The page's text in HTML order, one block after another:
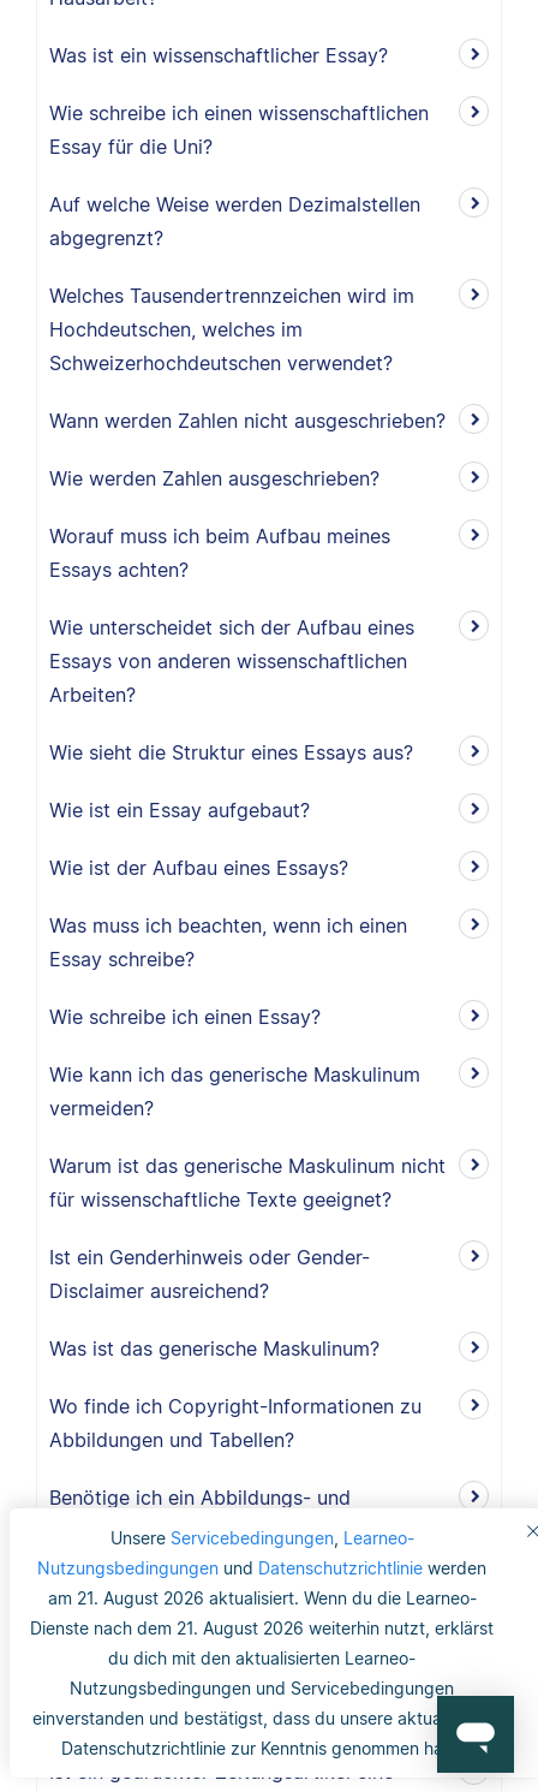
Unsere Servicebedingungen, Learneo-
Nutzungsbedingungen und Datenschutzrichtlinie werden
am 21. August 2026 aktualisiert. Wenn du die Learneo-
Dienste nach dem 21. August 2026 weiterhin nutzt, erklärst
du dich mit den aktualisierten Learneo-
Nutzungsbedingungen und Servicebedingungen
einverstanden und bestätigst, dass du unsere aktualisierte
Datenschutzrichtlinie zur Kenntnis genommen hast.
Was ist ein wissenschaftlicher Essay?
Wie schreibe ich einen wissenschaftlichen
Essay für die Uni?
Auf welche Weise werden Dezimalstellen
abgegrenzt?
Welches Tausendertrennzeichen wird im
Hochdeutschen, welches im
Schweizerhochdeutschen verwendet?
Wann werden Zahlen nicht ausgeschrieben?
Wie werden Zahlen ausgeschrieben?
Worauf muss ich beim Aufbau meines
Essays achten?
Wie unterscheidet sich der Aufbau eines
Essays von anderen wissenschaftlichen
Arbeiten?
Wie sieht die Struktur eines Essays aus?
Wie ist ein Essay aufgebaut?
Wie ist der Aufbau eines Essays?
Was muss ich beachten, wenn ich einen
Essay schreibe?
Wie schreibe ich einen Essay?
Wie kann ich das generische Maskulinum
vermeiden?
Warum ist das generische Maskulinum nicht
für wissenschaftliche Texte geeignet?
Ist ein Genderhinweis oder Gender-
Disclaimer ausreichend?
Was ist das generische Maskulinum?
Wo finde ich Copyright-Informationen zu
Abbildungen und Tabellen?
Benötige ich ein Abbildungs- und
Tabellenverzeichnis?
Werden Abbildungen und Tabellen im
Literaturverzeichnis erwähnt?
Wie werden Abbildungen und Tabellen nach
APA zitiert?
Ist ein gedruckter Zeitungsartikel eine